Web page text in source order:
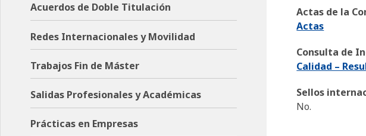
Actas de la
Actas
Consulta de
Calidad –
Sellos
No.
Acuerdos de Doble Titulación
Redes Internacionales y Movilidad
Trabajos Fin de Máster
Salidas Profesionales y Académicas
Prácticas en Empresas